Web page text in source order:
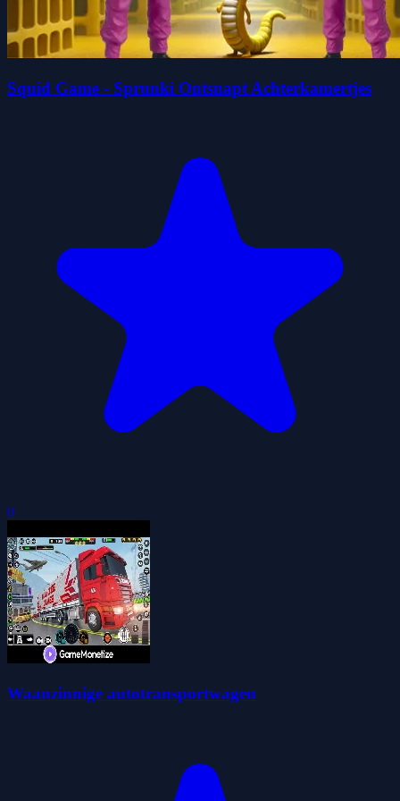
Squid Game - Sprunki Ontsnapt Achterkamertjes
0
Waanzinnige autotransportwagen